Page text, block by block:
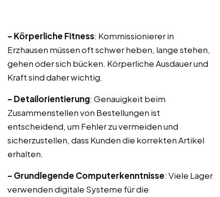
– Körperliche Fitness: Kommissionierer in
Erzhausen müssen oft schwer heben, lange stehen,
gehen oder sich bücken. Körperliche Ausdauer und
Kraft sind daher wichtig.
– Detailorientierung: Genauigkeit beim
Zusammenstellen von Bestellungen ist
entscheidend, um Fehler zu vermeiden und
sicherzustellen, dass Kunden die korrekten Artikel
erhalten.
– Grundlegende Computerkenntnisse: Viele Lager
verwenden digitale Systeme für die